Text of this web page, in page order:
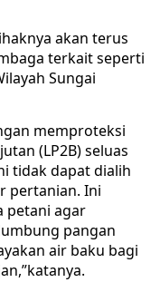
akan terus
terkait seperti
Sungai
memproteksi
(LP2B) seluas
tidak dapat dialih
pertanian. Ini
petani agar
pangan
air baku bagi